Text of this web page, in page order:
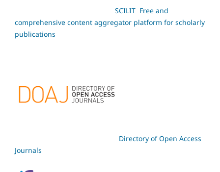
SCILIT Free and
comprehensive content aggregator platform for scholarly
publications
Directory of Open Access
Journals